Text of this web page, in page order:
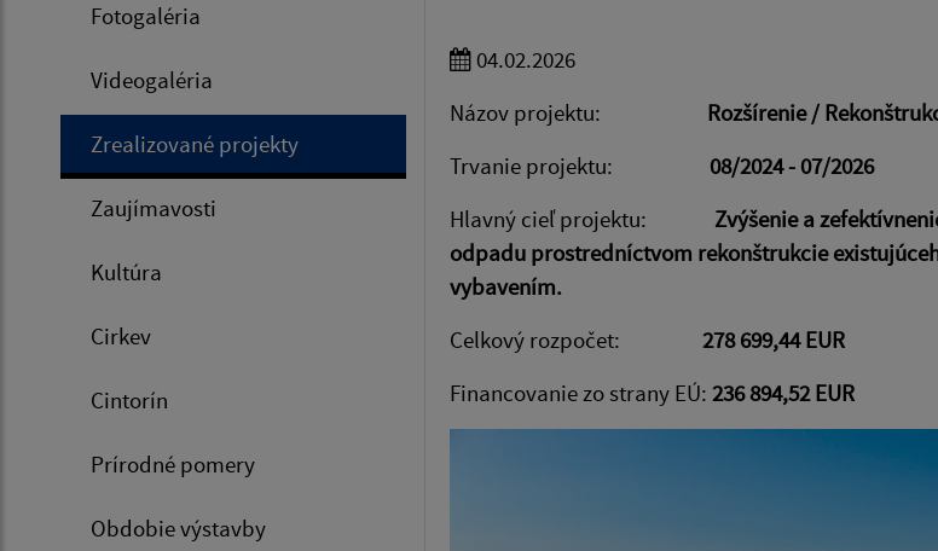
Fotogaléria
Videogaléria
Zrealizované projekty
Zaujímavosti
Kultúra
Cirkev
Cintorín
Prírodné pomery
Obdobie výstavby
04.02.2026
Názov projektu: Rozšírenie /
Trvanie projektu: 08/2024 - 07/2026
Hlavný cieľ projektu: Zvýšenie a
odpadu prostredníctvom rekonštrukcie
vybavením.
Celkový rozpočet: 278 699,44 EUR
Financovanie zo strany EÚ: 236 894,52 EUR